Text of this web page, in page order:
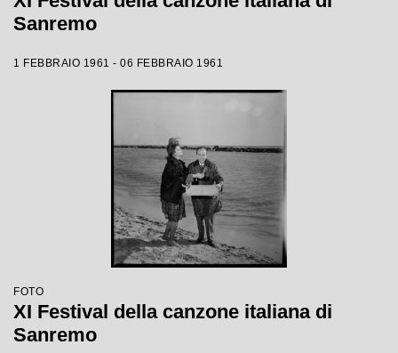
Sanremo
1 FEBBRAIO 1961 - 06 FEBBRAIO 1961
FOTO
XI Festival della canzone italiana di
Sanremo